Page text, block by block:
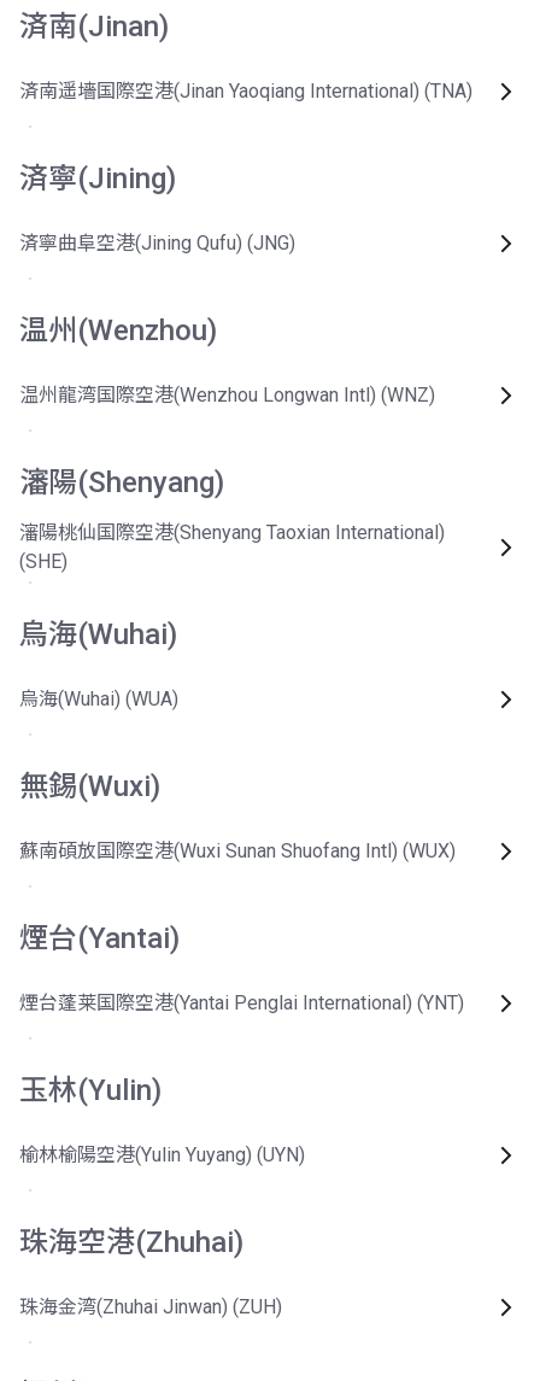
済南(Jinan)
済南遥墻国際空港(Jinan Yaoqiang International) (TNA)
済寧(Jining)
済寧曲阜空港(Jining Qufu) (JNG)
温州(Wenzhou)
温州龍湾国際空港(Wenzhou Longwan Intl) (WNZ)
瀋陽(Shenyang)
瀋陽桃仙国際空港(Shenyang Taoxian International)
(SHE)
烏海(Wuhai)
烏海(Wuhai) (WUA)
無錫(Wuxi)
蘇南碩放国際空港(Wuxi Sunan Shuofang Intl) (WUX)
煙台(Yantai)
煙台蓬莱国際空港(Yantai Penglai International) (YNT)
玉林(Yulin)
榆林榆陽空港(Yulin Yuyang) (UYN)
珠海空港(Zhuhai)
珠海金湾(Zhuhai Jinwan) (ZUH)